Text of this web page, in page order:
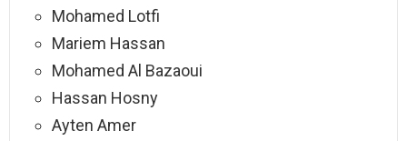
Mohamed Lotfi
Mariem Hassan
Mohamed Al Bazaoui
Hassan Hosny
Ayten Amer